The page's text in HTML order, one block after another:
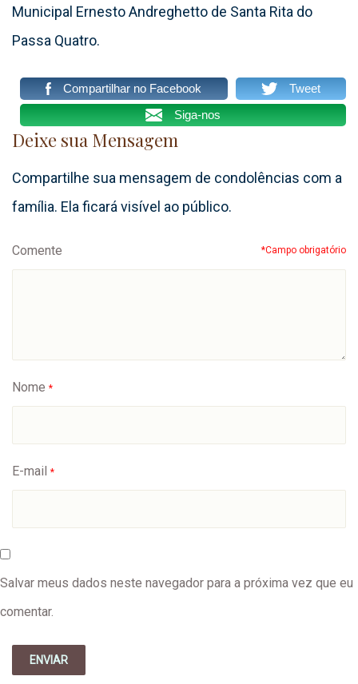
Municipal Ernesto Andreghetto de Santa Rita do
Passa Quatro.
Compartilhar no Facebook
Tweet
Siga-nos
Deixe sua Mensagem
Compartilhe sua mensagem de condolências com a
família. Ela ficará visível ao público.
Comente *Campo obrigatório
Nome *
E-mail *
Salvar meus dados neste navegador para a próxima vez que eu
comentar.